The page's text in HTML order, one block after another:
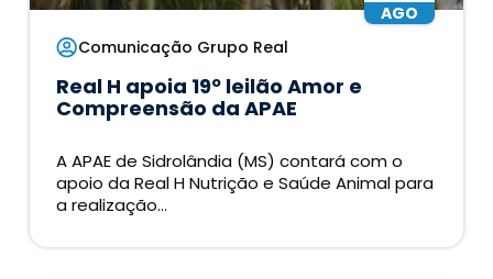
AGO
Comunicação Grupo Real
Real H apoia 19º leilão Amor e
Compreensão da APAE
A APAE de Sidrolândia (MS) contará com o
apoio da Real H Nutrição e Saúde Animal para
a realização...